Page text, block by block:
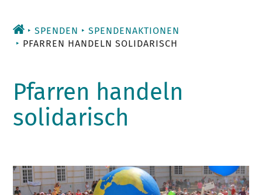
SPENDEN
SPENDENAKTIONEN
PFARREN HANDELN SOLIDARISCH
Pfarren handeln
solidarisch